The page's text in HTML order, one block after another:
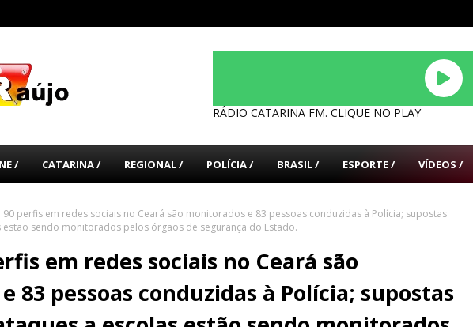
RÁDIO CATARINA FM. CLIQUE NO PLAY
/ CATARINA / REGIONAL / POLÍCIA / BRASIL / ESPORTE / VÍDEOS /
90 perfis em redes sociais no Ceará são monitorados e 83 pessoas conduzidas à Polícia; supostas
estão sendo monitorados pelos órgãos de segurança do Estado.
em redes sociais no Ceará são
83 pessoas conduzidas à Polícia; supostas